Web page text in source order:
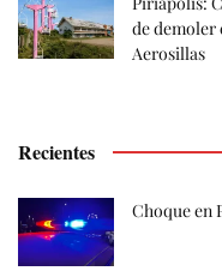
de demoler
Aerosillas
Recientes
Choque en